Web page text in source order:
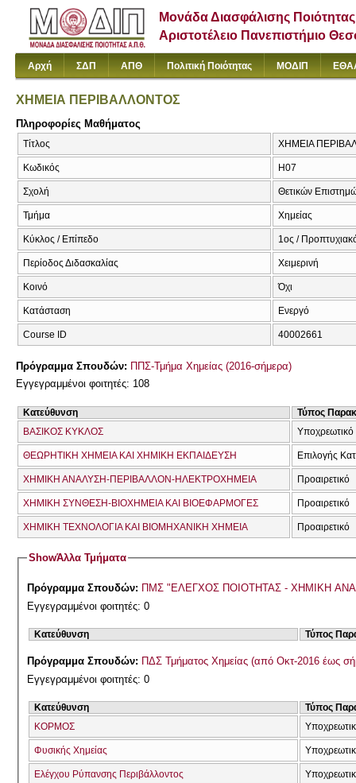
Μονάδα Διασφάλισης Ποιότητας
Αριστοτέλειο Πανεπιστήμιο
Αρχή ΣΔΠ ΑΠΘ Πολιτική Ποιότητας ΜΟΔΙΠ
ΧΗΜΕΙΑ ΠΕΡΙΒΑΛΛΟΝΤΟΣ
Πληροφορίες Μαθήματος
Τίτλος ΧΗΜΕΙΑ
Κωδικός Η07
Σχολή Θετικών
Τμήμα Χημείας
Κύκλος / Επίπεδο 1ος /
Περίοδος Διδασκαλίας Χειμερινή
Κοινό Όχι
Κατάσταση Ενεργό
Course ID 40002661
Πρόγραμμα Σπουδών: ΠΠΣ-Τμήμα Χημείας (2016-σήμερα)
Εγγεγραμμένοι φοιτητές: 108
Κατεύθυνση
Τύπος
ΒΑΣΙΚΟΣ ΚΥΚΛΟΣ
ΘΕΩΡΗΤΙΚΗ ΧΗΜΕΙΑ ΚΑΙ ΧΗΜΙΚΗ ΕΚΠΑΙΔΕΥΣΗ Επιλογής
ΧΗΜΙΚΗ ΑΝΑΛΥΣΗ-ΠΕΡΙΒΑΛΛΟΝ-ΗΛΕΚΤΡΟΧΗΜΕΙΑ Προαιρετικό
ΧΗΜΙΚΗ ΣΥΝΘΕΣΗ-ΒΙΟΧΗΜΕΙΑ ΚΑΙ ΒΙΟΕΦΑΡΜΟΓΕΣ Προαιρετικό
ΧΗΜΙΚΗ ΤΕΧΝΟΛΟΓΙΑ ΚΑΙ ΒΙΟΜΗΧΑΝΙΚΗ ΧΗΜΕΙΑ Προαιρετικό
ShowΆλλα Τμήματα
Πρόγραμμα Σπουδών: ΠΜΣ "ΕΛΕΓΧΟΣ ΠΟΙΟΤΗΤΑΣ - ΧΗΜΙΚΗ
Εγγεγραμμένοι φοιτητές: 0
Κατεύθυνση Τύπος
Πρόγραμμα Σπουδών: ΠΔΣ Τμήματος Χημείας (από Οκτ-2016 έως
Εγγεγραμμένοι φοιτητές: 0
Κατεύθυνση
Τύπος
ΚΟΡΜΟΣ
Φυσικής Χημείας
Ελέγχου Ρύπανσης Περιβάλλοντος